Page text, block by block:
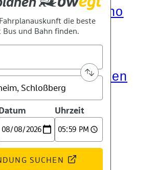
Barrierefreies Kino
Mobil und Draussen
KOKI+